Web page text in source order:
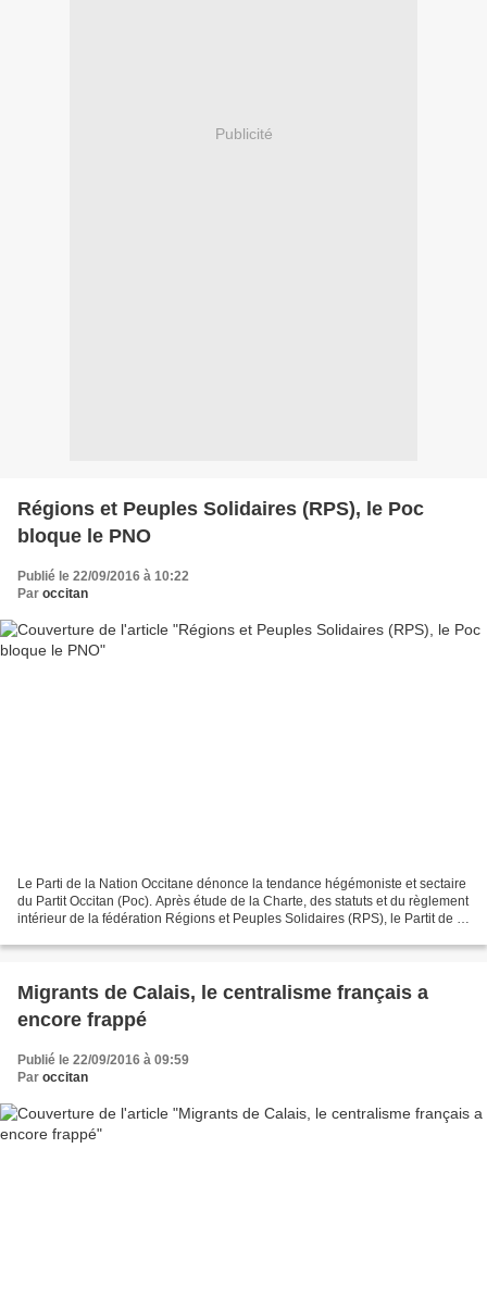
Publicité
Régions et Peuples Solidaires (RPS), le Poc
bloque le PNO
Publié le 22/09/2016 à 10:22
Par occitan
Le Parti de la Nation Occitane dénonce la tendance hégémoniste et sectaire
du Partit Occitan (Poc). Après étude de la Charte, des statuts et du règlement
intérieur de la fédération Régions et Peuples Solidaires (RPS), le Partit de la
Migrants de Calais, le centralisme français a
encore frappé
Publié le 22/09/2016 à 09:59
Par occitan